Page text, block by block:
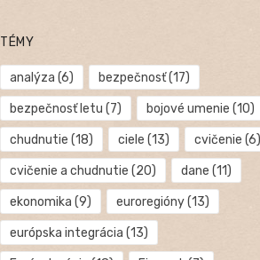
TÉMY
analýza (6) bezpečnosť(17)
bezpečnosť letu (7) bojové umenie (10)
chudnutie (18) ciele (13) cvičenie (6)
cvičenie a chudnutie (20) dane (11)
ekonomika (9) euroregióny(13)
európska integrácia (13)